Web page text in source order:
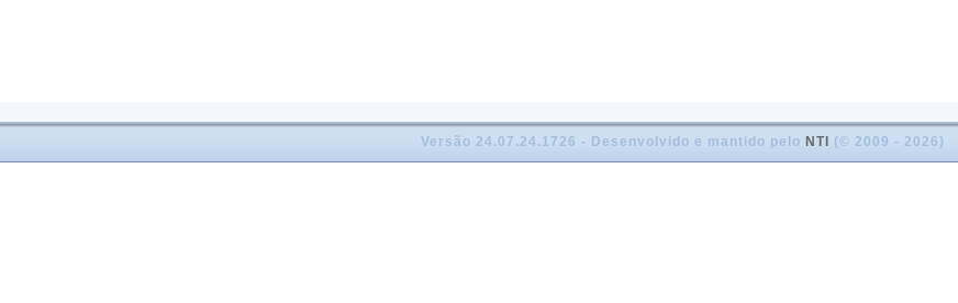
Versão 24.07.24.1726 - Desenvolvido e mantido pelo NTI (© 2009 - 2026)